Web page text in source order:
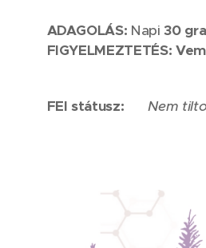
ADAGOLÁS: Napi30
FIGYELMEZTETÉS:
FEI státusz: ⚠️Nem